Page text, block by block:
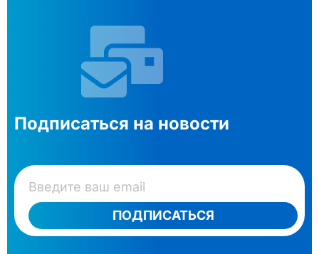
Подписаться на новости
ПОДПИСАТЬСЯ